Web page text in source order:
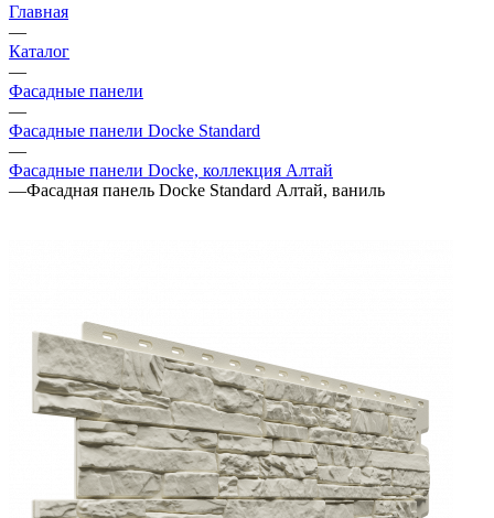
Главная
—
Каталог
—
Фасадные панели
—
Фасадные панели Docke Standard
—
Фасадные панели Docke, коллекция Алтай
—Фасадная панель Docke Standard Алтай, ваниль